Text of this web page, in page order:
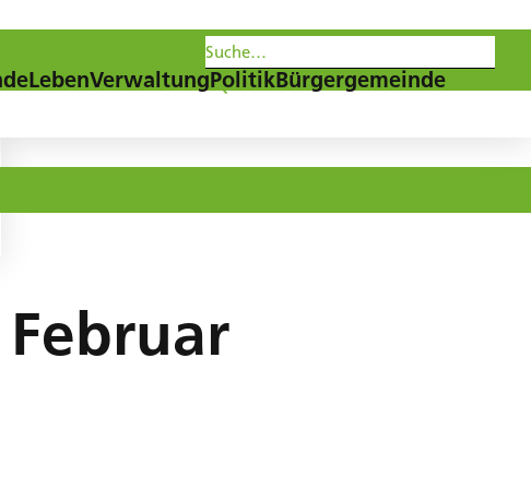
LebenVerwaltungPolitikBürgergemeinde